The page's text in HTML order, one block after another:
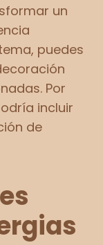
un
puedes
Por
incluir
de